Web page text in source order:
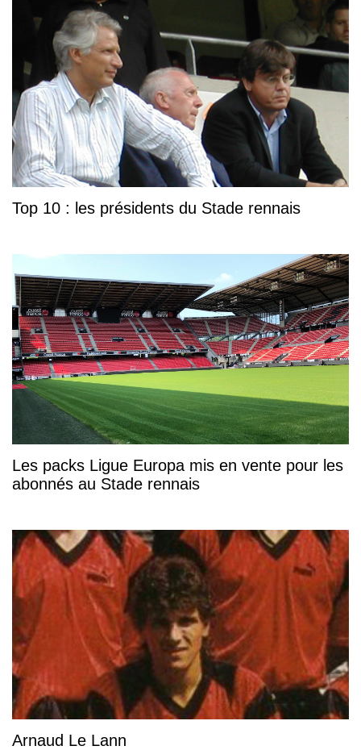
Top 10 : les présidents du Stade rennais
Les packs Ligue Europa mis en vente pour les
abonnés au Stade rennais
Arnaud Le Lann